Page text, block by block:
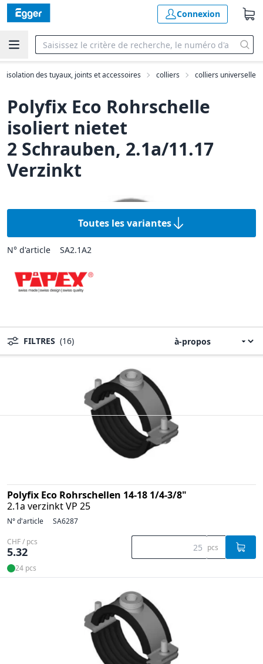
Connexion
isolation des tuyaux, joints et accessoires colliers colliers universelle
Polyfix Eco Rohrschelle
isoliert nietet
2 Schrauben, 2.1a/11.17
Verzinkt
Toutes les variantes
N° d'article SA2.1A2
FILTRES (16)
Polyfix Eco Rohrschellen 14-18 1/4-3/8"
2.1a verzinkt VP 25
N° d'article SA6287
CHF / pcs
5.32 pcs
24 pcs